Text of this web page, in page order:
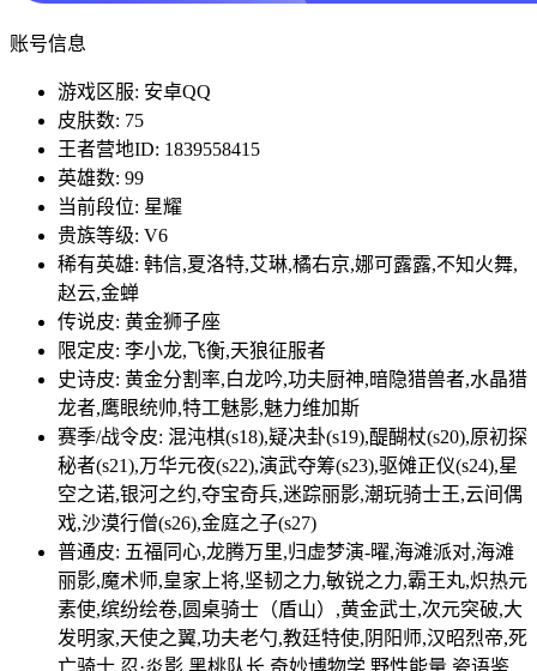
账号信息
游戏区服: 安卓QQ
皮肤数: 75
王者营地ID: 1839558415
英雄数: 99
当前段位: 星耀
贵族等级: V6
稀有英雄: 韩信,夏洛特,艾琳,橘右京,娜可露露,不知火舞,
赵云,金蝉
传说皮: 黄金狮子座
限定皮: 李小龙,飞衡,天狼征服者
史诗皮: 黄金分割率,白龙吟,功夫厨神,暗隐猎兽者,水晶猎
龙者,鹰眼统帅,特工魅影,魅力维加斯
赛季/战令皮: 混沌棋(s18),疑决卦(s19),醍醐杖(s20),原初探
秘者(s21),万华元夜(s22),演武夺筹(s23),驱傩正仪(s24),星
空之诺,银河之约,夺宝奇兵,迷踪丽影,潮玩骑士王,云间偶
戏,沙漠行僧(s26),金庭之子(s27)
普通皮: 五福同心,龙腾万里,归虚梦演-曜,海滩派对,海滩
丽影,魔术师,皇家上将,坚韧之力,敏锐之力,霸王丸,炽热元
素使,缤纷绘卷,圆桌骑士（盾山）,黄金武士,次元突破,大
发明家,天使之翼,功夫老勺,教廷特使,阴阳师,汉昭烈帝,死
亡骑士,忍·炎影,黑桃队长,奇妙博物学,野性能量,瓷语鉴